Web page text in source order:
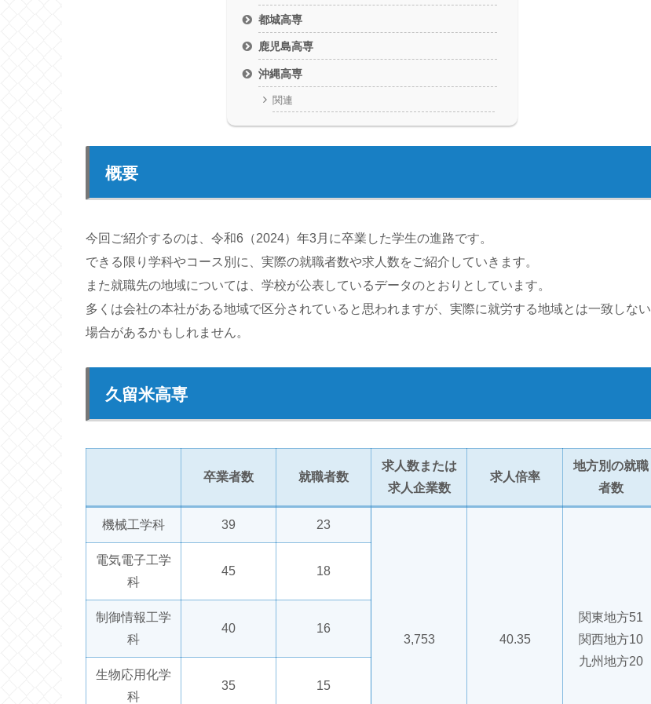
都城高専
鹿児島高専
沖縄高専
関連
概要
今回ご紹介するのは、令和6（2024）年3月に卒業した学生の進路です。
できる限り学科やコース別に、実際の就職者数や求人数をご紹介していきます。
また就職先の地域については、学校が公表しているデータのとおりとしています。
多くは会社の本社がある地域で区分されていると思われますが、実際に就労する地域とは一致しない
場合があるかもしれません。
久留米高専
卒業者数 就職者数
求人数または
求人企業数
求人倍率
地方別の就職
者数
機械工学科 39 23
3,753 40.35
関東地方51
関西地方10
九州地方20
電気電子工学
科
45 18
制御情報工学
科
40 16
生物応用化学
科
35 15